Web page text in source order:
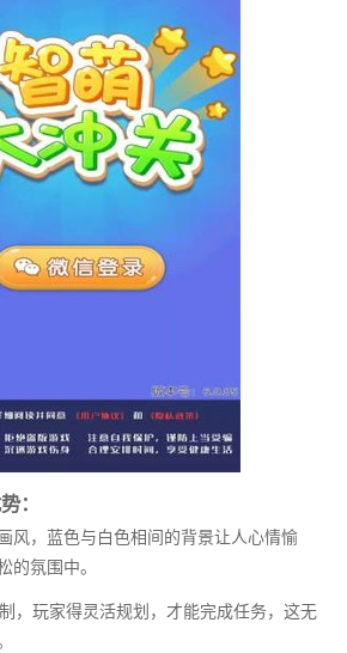
：
风，蓝色与白色相间的背景让人心情愉
的氛围中。
，玩家得灵活规划，才能完成任务，这无